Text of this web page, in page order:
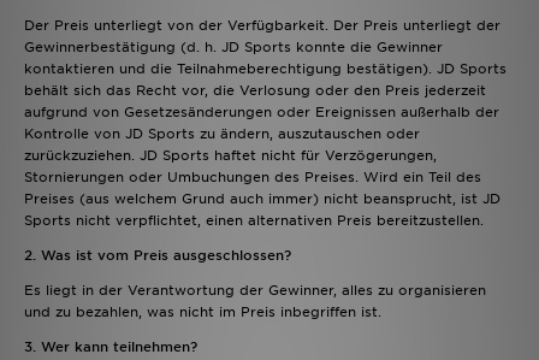
Der Preis unterliegt von der Verfügbarkeit. Der Preis unterliegt der
Gewinnerbestätigung (d. h. JD Sports konnte die Gewinner
kontaktieren und die Teilnahmeberechtigung bestätigen). JD Sports
behält sich das Recht vor, die Verlosung oder den Preis jederzeit
aufgrund von Gesetzesänderungen oder Ereignissen außerhalb der
Kontrolle von JD Sports zu ändern, auszutauschen oder
zurückzuziehen. JD Sports haftet nicht für Verzögerungen,
Stornierungen oder Umbuchungen des Preises. Wird ein Teil des
Preises (aus welchem Grund auch immer) nicht beansprucht, ist JD
Sports nicht verpflichtet, einen alternativen Preis bereitzustellen.
2. Was ist vom Preis ausgeschlossen?
Es liegt in der Verantwortung der Gewinner, alles zu organisieren
und zu bezahlen, was nicht im Preis inbegriffen ist.
3. Wer kann teilnehmen?